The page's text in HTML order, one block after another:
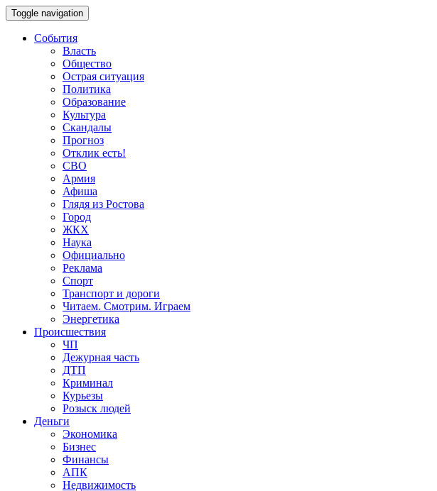
Toggle navigation
События
Власть
Общество
Острая ситуация
Политика
Образование
Культура
Скандалы
Прогноз
Отклик есть!
СВО
Армия
Афиша
Глядя из Ростова
Город
ЖКХ
Наука
Официально
Реклама
Спорт
Транспорт и дороги
Читаем. Смотрим. Играем
Энергетика
Происшествия
ЧП
Дежурная часть
ДТП
Криминал
Курьезы
Розыск людей
Деньги
Экономика
Бизнес
Финансы
АПК
Недвижимость